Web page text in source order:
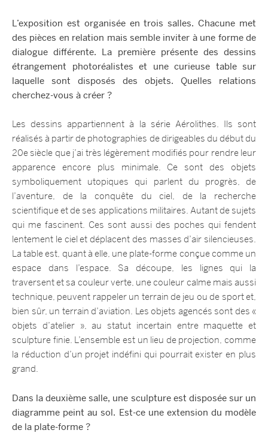
L’exposition est organisée en trois salles. Chacune met
des pièces en relation mais semble inviter à une forme de
dialogue différente. La première présente des dessins
étrangement photoréalistes et une curieuse table sur
laquelle sont disposés des objets. Quelles relations
cherchez-vous à créer ?
Les dessins appartiennent à la série Aérolithes. Ils sont
réalisés à partir de photographies de dirigeables du début du
20e siècle que j’ai très légèrement modifiés pour rendre leur
apparence encore plus minimale. Ce sont des objets
symboliquement utopiques qui parlent du progrès, de
l’aventure, de la conquête du ciel, de la recherche
scientifique et de ses applications militaires. Autant de sujets
qui me fascinent. Ces sont aussi des poches qui fendent
lentement le ciel et déplacent des masses d’air silencieuses.
La table est, quant à elle, une plate-forme conçue comme un
espace dans l’espace. Sa découpe, les lignes qui la
traversent et sa couleur verte, une couleur calme mais aussi
technique, peuvent rappeler un terrain de jeu ou de sport et,
bien sûr, un terrain d’aviation. Les objets agencés sont des «
objets d’atelier », au statut incertain entre maquette et
sculpture finie. L’ensemble est un lieu de projection, comme
la réduction d’un projet indéfini qui pourrait exister en plus
grand.
Dans la deuxième salle, une sculpture est disposée sur un
diagramme peint au sol. Est-ce une extension du modèle
de la plate-forme ?